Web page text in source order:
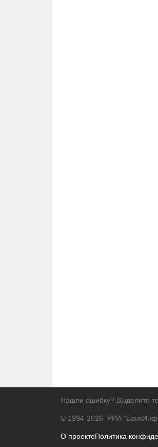
Нашли ошибку? Выделите
© 1994-2026. РИА
О проектеПолитика